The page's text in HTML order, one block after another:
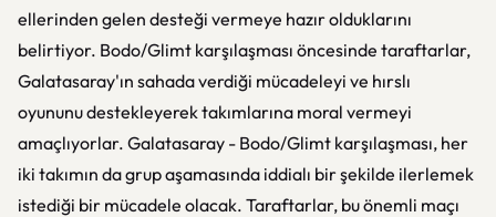
ellerinden gelen desteği vermeye hazır olduklarını
belirtiyor. Bodo/Glimt karşılaşması öncesinde taraftarlar,
Galatasaray'ın sahada verdiği mücadeleyi ve hırslı
oyununu destekleyerek takımlarına moral vermeyi
amaçlıyorlar. Galatasaray - Bodo/Glimt karşılaşması, her
iki takımın da grup aşamasında iddialı bir şekilde ilerlemek
istediği bir mücadele olacak. Taraftarlar, bu önemli maçı